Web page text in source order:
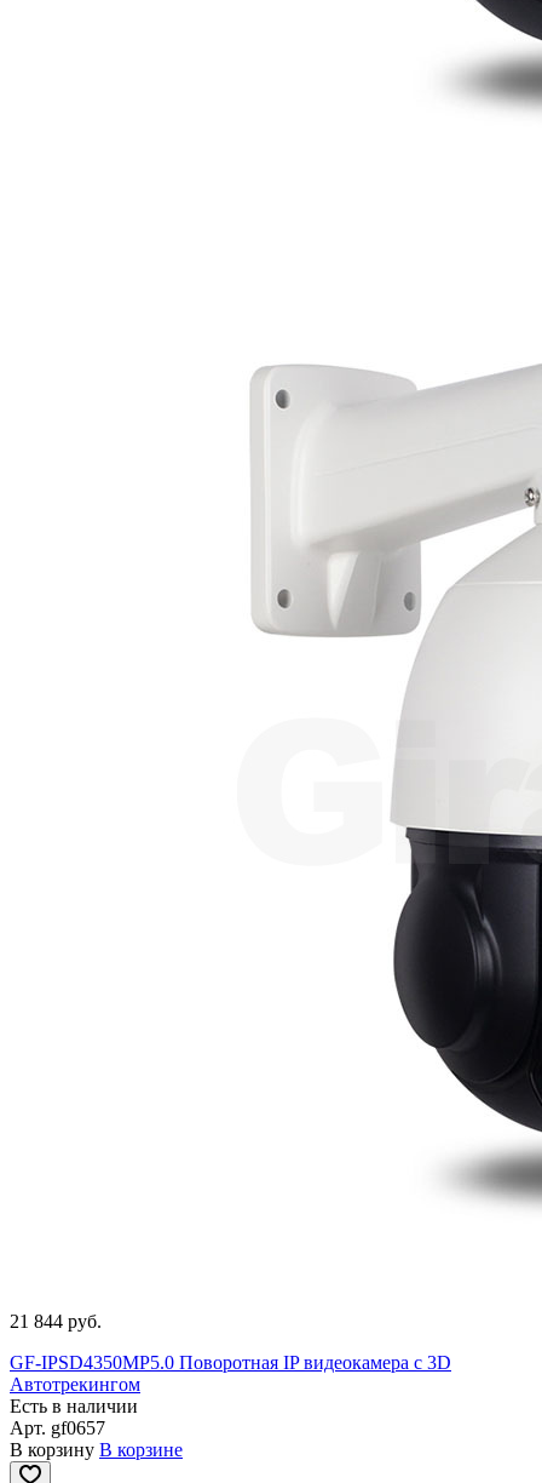
21 844 руб.
GF-IPSD4350MP5.0 Поворотная IP видеокамера с 3D
Автотрекингом
Есть в наличии
Арт. gf0657
В корзину В корзине